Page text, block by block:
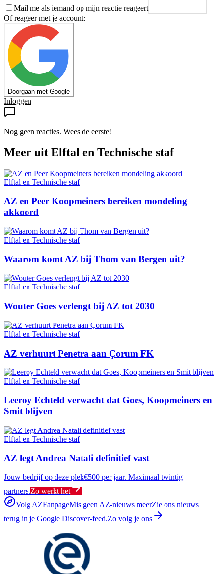
Mail me als iemand op mijn reactie reageert
Of reageer met je account:
Doorgaan met Google
Inloggen
Nog geen reacties. Wees de eerste!
Meer uit Elftal en Technische staf
Elftal en Technische staf
AZ en Peer Koopmeiners bereiken mondeling
akkoord
Elftal en Technische staf
Waarom komt AZ bij Thom van Bergen uit?
Elftal en Technische staf
Wouter Goes verlengt bij AZ tot 2030
Elftal en Technische staf
AZ verhuurt Penetra aan Çorum FK
Elftal en Technische staf
Leeroy Echteld verwacht dat Goes, Koopmeiners en
Smit blijven
Elftal en Technische staf
AZ legt Andrea Natali definitief vast
Jouw bedrijf op deze plek€500 per jaar. Maximaal twintig
partners.Zo werkt het
Volg AZFanpageMis geen AZ-nieuws meerZie ons nieuws
terug in je Google Discover-feed.Zo volg je ons